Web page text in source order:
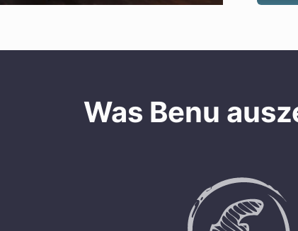
Was Benu